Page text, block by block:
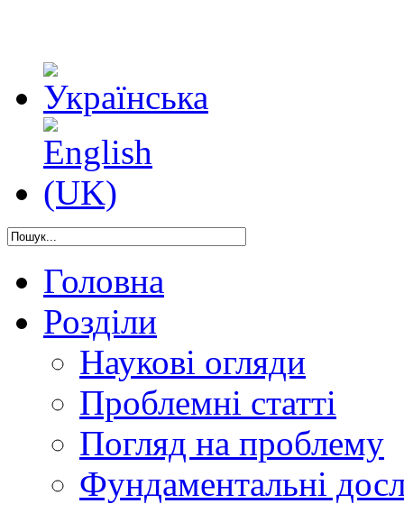
Головна
Розділи
Наукові огляди
Проблемні статті
Погляд на проблему
Фундаментальні